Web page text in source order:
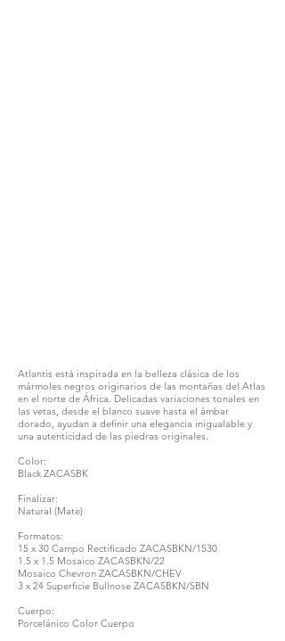
Atlantis está inspirada en la belleza clásica de los
mármoles negros originarios de las montañas del Atlas
en el norte de África. Delicadas variaciones tonales en
las vetas, desde el blanco suave hasta el ámbar
dorado, ayudan a definir una elegancia inigualable y
una autenticidad de las piedras originales.
Color:
Black ZACASBK
Finalizar:
Natural (Mate)
Formatos:
15 x 30 Campo Rectificado ZACASBKN/1530
1.5 x 1.5 Mosaico ZACASBKN/22
Mosaico Chevron ZACASBKN/CHEV
3 x 24 Superficie Bullnose ZACASBKN/SBN
Cuerpo:
Porcelánico Color Cuerpo